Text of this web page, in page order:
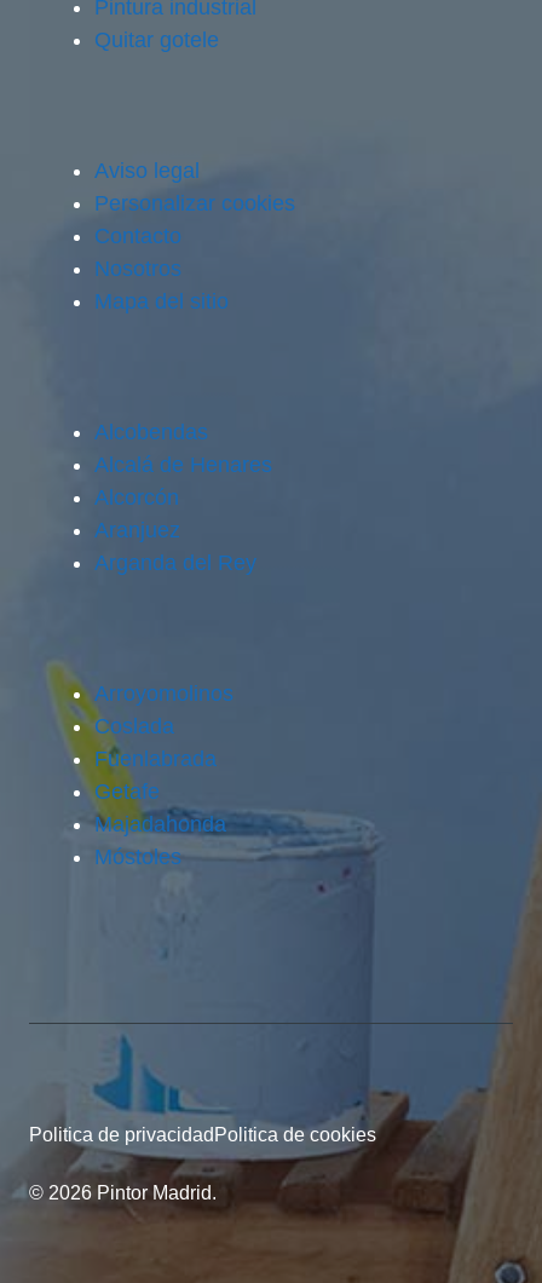
Pintura industrial
Quitar gotele
Aviso legal
Personalizar cookies
Contacto
Nosotros
Mapa del sitio
Alcobendas
Alcalá de Henares
Alcorcón
Aranjuez
Arganda del Rey
Arroyomolinos
Coslada
Fuenlabrada
Getafe
Majadahonda
Móstoles
© 2026 Pintor Madrid.
Politica de privacidad Politica de cookies